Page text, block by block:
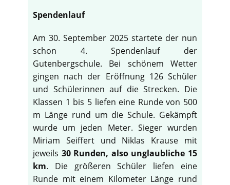
Spendenlauf
Am 30. September 2025 startete der nun
schon 4. Spendenlauf der
Gutenbergschule. Bei schönem Wetter
gingen nach der Eröffnung 126 Schüler
und Schülerinnen auf die Strecken. Die
Klassen 1 bis 5 liefen eine Runde von 500
m Länge rund um die Schule. Gekämpft
wurde um jeden Meter. Sieger wurden
Miriam Seiffert und Niklas Krause mit
jeweils 30 Runden, also unglaubliche 15
km. Die größeren Schüler liefen eine
Runde mit einem Kilometer Länge rund